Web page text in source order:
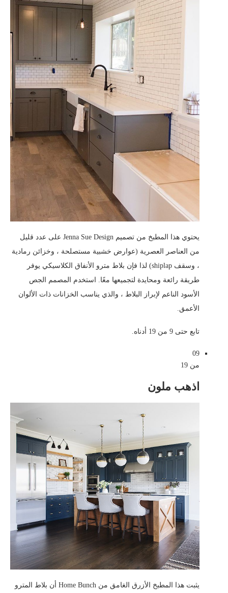
يحتوي هذا المطبخ من تصميم Jenna Sue Design على عدد قليل
من العناصر العصرية (عوارض خشبية مستصلحة ، وخزائن رمادية
، وسقف shiplap) لذا فإن بلاط مترو الأنفاق الكلاسيكي يوفر
طريقة رائعة ومحايدة لتجميعها معًا. استخدم المصمم الجص
الأسود الناعم لإبراز البلاط ، والذي يناسب الخزانات ذات الألوان
الأعمق.
تابع حتى 9 من 19 أدناه.
09
من 19
اذهب ملون
يثبت هذا المطبخ الأزرق الغامق من Home Bunch أن بلاط المترو